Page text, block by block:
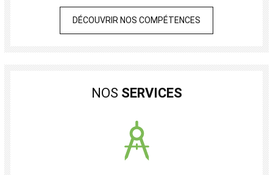
DÉCOUVRIR NOS COMPÉTENCES
NOS SERVICES